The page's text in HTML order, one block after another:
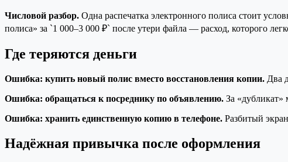
Числовой разбор. Одна распечатка электронного полиса стоит
полиса» за `1 000–3 000 ₽` после утери файла — расход, которого
Где теряются деньги
Ошибка: купить новый полис вместо восстановления копии. Два
Ошибка: обращаться к посреднику по объявлению. За «дубликат»
Ошибка: хранить единственную копию в телефоне. Разбитый
Надёжная привычка после оформления